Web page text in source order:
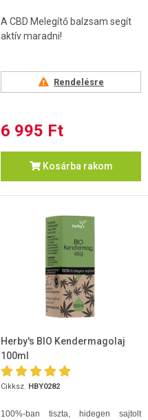
A CBD Melegítő balzsam segít
aktív maradni!
Rendelésre
6 995 Ft
Kosárba rakom
Herby's BIO Kendermagolaj
100ml
Cikksz. HBY0282
100%-ban tiszta, hidegen sajtolt